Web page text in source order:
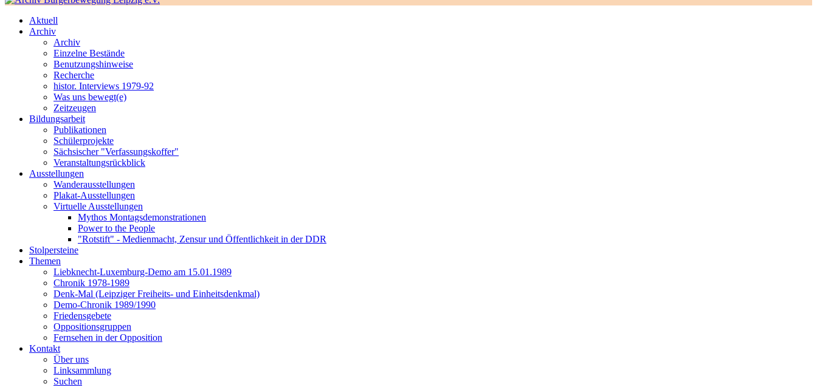
Aktuell
Archiv
Archiv
Einzelne Bestände
Benutzungshinweise
Recherche
histor. Interviews 1979-92
Was uns bewegt(e)
Zeitzeugen
Bildungsarbeit
Publikationen
Schülerprojekte
Sächsischer "Verfassungskoffer"
Veranstaltungsrückblick
Ausstellungen
Wanderausstellungen
Plakat-Ausstellungen
Virtuelle Ausstellungen
Mythos Montagsdemonstrationen
Power to the People
"Rotstift" - Medienmacht, Zensur und Öffentlichkeit in der DDR
Stolpersteine
Themen
Liebknecht-Luxemburg-Demo am 15.01.1989
Chronik 1978-1989
Denk-Mal (Leipziger Freiheits- und Einheitsdenkmal)
Demo-Chronik 1989/1990
Friedensgebete
Oppositionsgruppen
Fernsehen in der Opposition
Kontakt
Über uns
Linksammlung
Suchen